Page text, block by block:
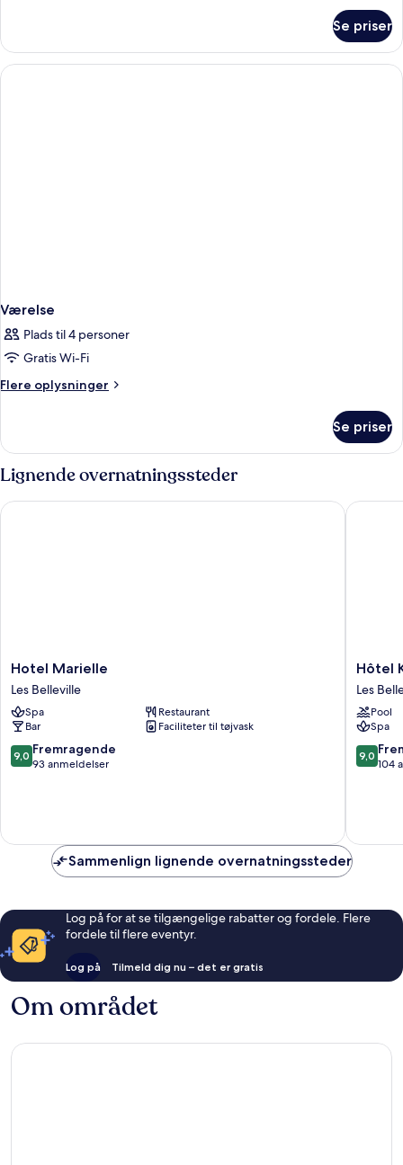
Se priser
Værelse
Plads til 4 personer
Gratis Wi-Fi
Flere oplysninger
Flere
Se priser
Lignende overnatningssteder
Hotel
Marielle
Les
Belleville
Hotel Marielle
Les Belleville
Spa
Restaurant
Bar
Faciliteter til tøjvask
9.0
ud
anmeldelser
9,0 Fremragende
93 anmeldelser
Hotel Marielle
Hôtel
Koh-
I
Nor
by
Les
Hôtel
Les
Pool
Spa
9.0
ud
9,0
104
Hôtel
Sammenlign lignende overnatningssteder
Log på for at se tilgængelige rabatter og fordele. Flere
fordele til flere eventyr.
Log på Tilmeld dig nu – det er gratis
Om området